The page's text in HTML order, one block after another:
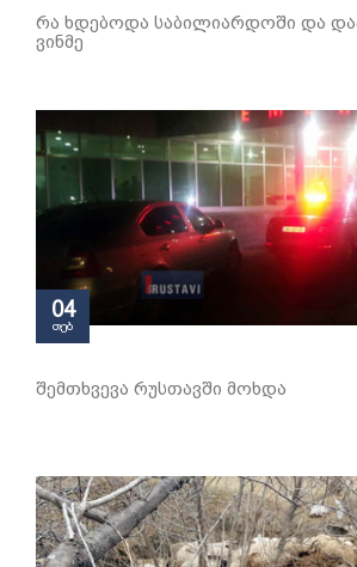
რა ხდებოდა საბილიარდოში და
ვინმე
04
თებ
შემთხვევა რუსთავში მოხდა